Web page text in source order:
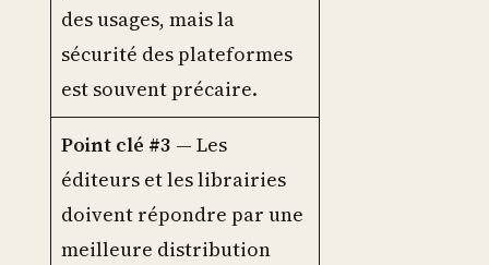
des usages, mais la
sécurité des plateformes
est souvent précaire.
Point clé #3 — Les
éditeurs et les librairies
doivent répondre par une
meilleure distribution